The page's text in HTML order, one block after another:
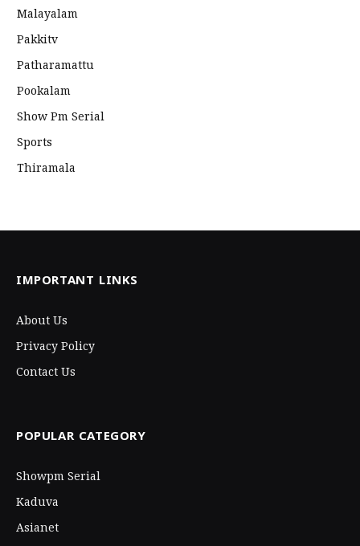
Malayalam
Pakkitv
Patharamattu
Pookalam
Show Pm Serial
Sports
Thiramala
IMPORTANT LINKS
About Us
Privacy Policy
Contact Us
POPULAR CATEGORY
Showpm Serial
Kaduva
Asianet